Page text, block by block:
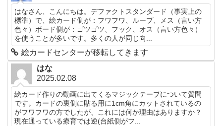
はなさん、こんにちは。デファクトスタンダード（事実上の
標準）で、絵カード側が：フワフワ、ループ、メス（言い方
色々）ボード側が：ゴツゴツ、フック、オス（言い方色々）
を使うことが多いです。多くの人が同じ向...
絵カードセンターが移転してきます
はな
2025.02.08
絵カード作りの動画に出てくるマジックテープについて質問
です。カードの裏側に貼る用に1cm角にカットされているの
がフワフワの方でしたが、これには何か理由はありますか？
現在通っている療育では逆(台紙側がフ...